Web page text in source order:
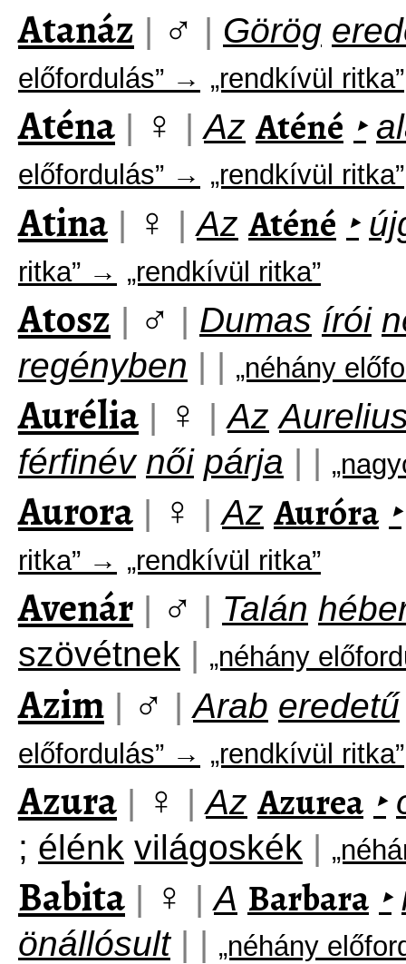
Atanáz | ♂ | Görög
előfordulás” → „rendkívül ritka”
Aténa | ♀ | Az Aténé ‣
előfordulás” → „rendkívül ritka”
Atina | ♀ | Az Aténé ‣
ritka” → „rendkívül ritka”
Atosz | ♂ | Dumas írói
regényben | | „néhány
Aurélia | ♀ | Az
férfinév női párja | |
Aurora | ♀ | Az Auróra ‣
ritka” → „rendkívül ritka”
Avenár | ♂ | Talán
szövétnek | „néhány
Azim | ♂ | Arab eredetű
előfordulás” → „rendkívül ritka”
Azura | ♀ | Az Azurea ‣
; élénk világoskék |
Babita | ♀ | A Barbara ‣
önállósult | | „néhány